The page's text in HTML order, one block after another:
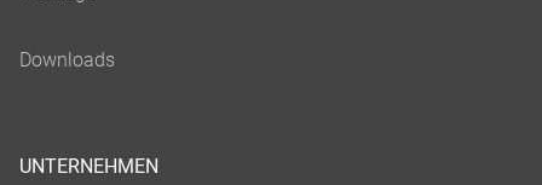
UNTERNEHMEN